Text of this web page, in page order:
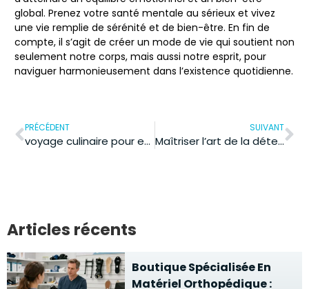
global. Prenez votre santé mentale au sérieux et vivez
une vie remplie de sérénité et de bien-être. En fin de
compte, il s’agit de créer un mode de vie qui soutient non
seulement notre corps, mais aussi notre esprit, pour
naviguer harmonieusement dans l’existence quotidienne.
PRÉCÉDENT
voyage culinaire pour enfants : le guide santé à savourer
SUIVANT
Maîtriser l’art de la détente : découvrez les secrets de la respiration apaisante
Articles récents
Boutique Spécialisée En
Matériel Orthopédique :